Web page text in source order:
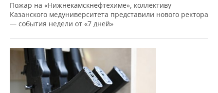
Пожар на «Нижнекамскнефтехиме», коллективу
Казанского медуниверситета представили нового ректора
— события недели от «7 дней»